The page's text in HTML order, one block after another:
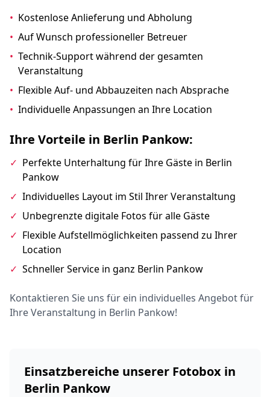
• Kostenlose Anlieferung und Abholung
• Auf Wunsch professioneller Betreuer
• Technik-Support während der gesamten
Veranstaltung
• Flexible Auf- und Abbauzeiten nach Absprache
• Individuelle Anpassungen an Ihre Location
Ihre Vorteile in Berlin Pankow:
✓ Perfekte Unterhaltung für Ihre Gäste in Berlin
Pankow
✓ Individuelles Layout im Stil Ihrer Veranstaltung
✓ Unbegrenzte digitale Fotos für alle Gäste
✓ Flexible Aufstellmöglichkeiten passend zu Ihrer
Location
✓ Schneller Service in ganz Berlin Pankow
Kontaktieren Sie uns für ein individuelles Angebot für
Ihre Veranstaltung in Berlin Pankow!
Einsatzbereiche unserer Fotobox in
Berlin Pankow